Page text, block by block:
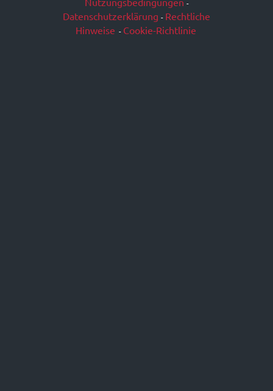
-
Datenschutzerklärung - Rechtliche
Hinweise - Cookie-Richtlinie